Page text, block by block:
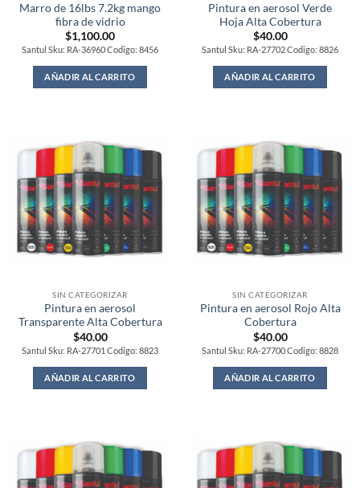
Marro de 16lbs 7.2kg mango
fibra de vidrio
$1,100.00
Santul Sku: RA-36960 Codigo: 8456
AÑADIR AL CARRITO
Pintura en aerosol Verde
Hoja Alta Cobertura
$40.00
Santul Sku: RA-27702 Codigo: 8826
AÑADIR AL CARRITO
SIN CATEGORIZAR
Pintura en aerosol
Transparente Alta Cobertura
$40.00
Santul Sku: RA-27701 Codigo: 8823
AÑADIR AL CARRITO
SIN CATEGORIZAR
Pintura en aerosol Rojo Alta
Cobertura
$40.00
Santul Sku: RA-27700 Codigo: 8828
AÑADIR AL CARRITO